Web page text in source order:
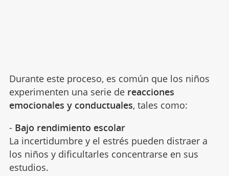
Durante este proceso, es común que los niños
experimenten una serie de reacciones
emocionales y conductuales, tales como:
- Bajo rendimiento escolar
La incertidumbre y el estrés pueden distraer a
los niños y dificultarles concentrarse en sus
estudios.